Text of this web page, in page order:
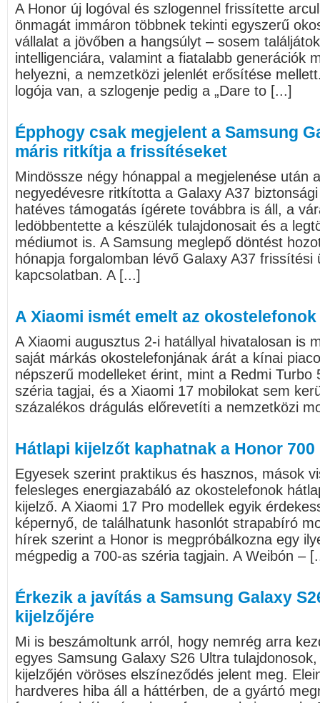
A Honor új logóval és szlogennel frissítette
önmagát immáron többnek tekinti egyszerű
vállalat a jövőben a hangsúlyt – sosem
intelligenciára, valamint a fiatalabb generációk
helyezni, a nemzetközi jelenlét erősítése
logója van, a szlogenje pedig a „Dare to [...]
Épphogy csak megjelent a Samsung
máris ritkítja a frissítéseket
Mindössze négy hónappal a megjelenése után
negyedévesre ritkította a Galaxy A37
hatéves támogatás ígérete továbbra is áll, a
ledöbbentette a készülék tulajdonosait és a
médiumot is. A Samsung meglepő döntést
hónapja forgalomban lévő Galaxy A37 frissítési
kapcsolatban. A [...]
A Xiaomi ismét emelt az okostelefonok
A Xiaomi augusztus 2-i hatállyal hivatalosan is
saját márkás okostelefonjának árát a kínai
népszerű modelleket érint, mint a Redmi Turbo
széria tagjai, és a Xiaomi 17 mobilokat sem
százalékos drágulás előrevetíti a nemzetközi
Hátlapi kijelzőt kaphatnak a Honor
Egyesek szerint praktikus és hasznos, mások
felesleges energiazabáló az okostelefonok
kijelző. A Xiaomi 17 Pro modellek egyik
képernyő, de találhatunk hasonlót strapabíró
hírek szerint a Honor is megpróbálkozna egy
mégpedig a 700-as széria tagjain. A Weibón –
Érkezik a javítás a Samsung Galaxy
kijelzőjére
Mi is beszámoltunk arról, hogy nemrég arra
egyes Samsung Galaxy S26 Ultra
kijelzőjén vöröses elszíneződés jelent meg.
hardveres hiba áll a háttérben, de a gyártó